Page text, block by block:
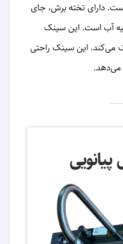
دارای تخته برش، جای
آب است. این سینک
می‌کند. این سینک راحتی
می‌دهد.